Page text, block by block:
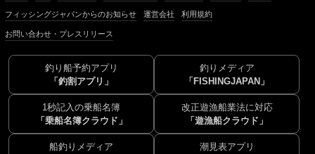
フィッシングジャパンからのお知らせ 運営会社 利用規約
お問い合わせ・プレスリリース
釣り船予約アプリ
「釣割アプリ」
釣りメディア
「FISHINGJAPAN」
1秒記入の乗船名簿
「乗船名簿クラウド」
改正遊漁船業法に対応
「遊漁船クラウド」
船釣りメディア
潮見表アプリ